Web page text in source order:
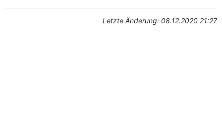
Letzte Änderung: 08.12.2020 21:27